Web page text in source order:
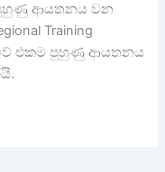
පුහුණු ආයතනය වන
Training
එකම පුහුණු ආයතනය